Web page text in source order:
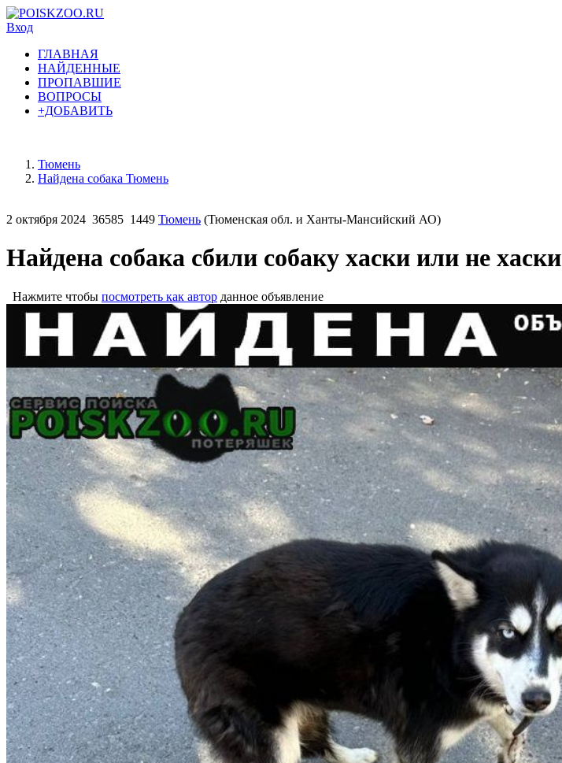
Вход
ГЛАВНАЯ
НАЙДЕННЫЕ
ПРОПАВШИЕ
ВОПРОСЫ
+ДОБАВИТЬ
Тюмень
Найдена собака Тюмень
2 октября 2024 36585 1449 Тюмень (Тюменская обл. и Ханты-Мансийский АО)
Найдена собака сбили собаку хаски или не хаски
Нажмите чтобы посмотреть как автор данное объявление